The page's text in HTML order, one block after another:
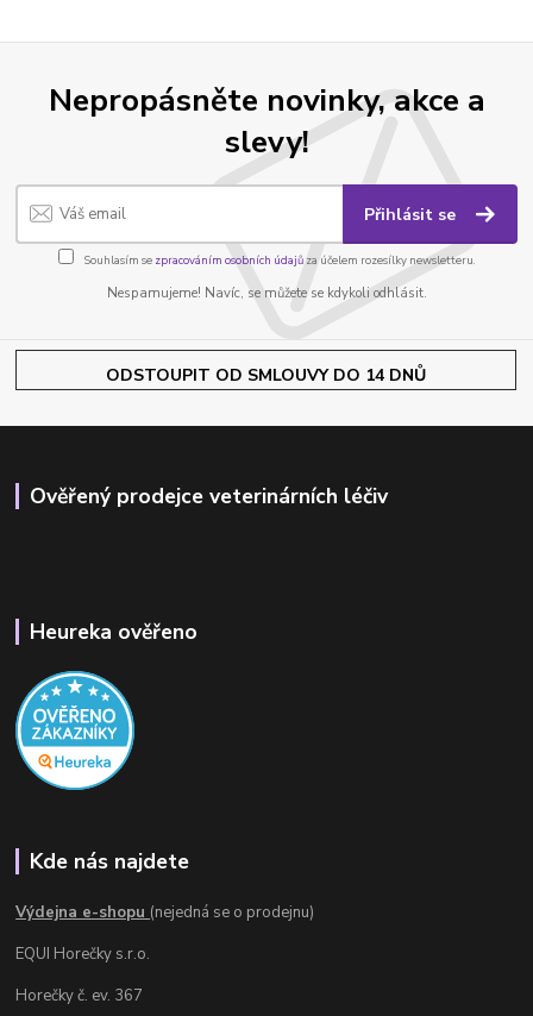
Nepropásněte novinky, akce a
slevy!
Přihlásit se
Souhlasím se zpracováním osobních údajůza účelem rozesílky newsletteru.
Nespamujeme! Navíc, se můžete se kdykoli odhlásit.
ODSTOUPIT OD SMLOUVY DO 14 DNŮ
Ověřený prodejce veterinárních léčiv
Heureka ověřeno
Kde nás najdete
Výdejna e-shopu (nejedná se o prodejnu)
EQUI Horečky s.r.o.
Horečky č. ev. 367